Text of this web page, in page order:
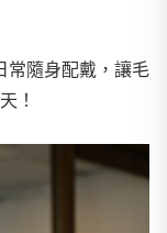
常隨身配戴，讓毛
！